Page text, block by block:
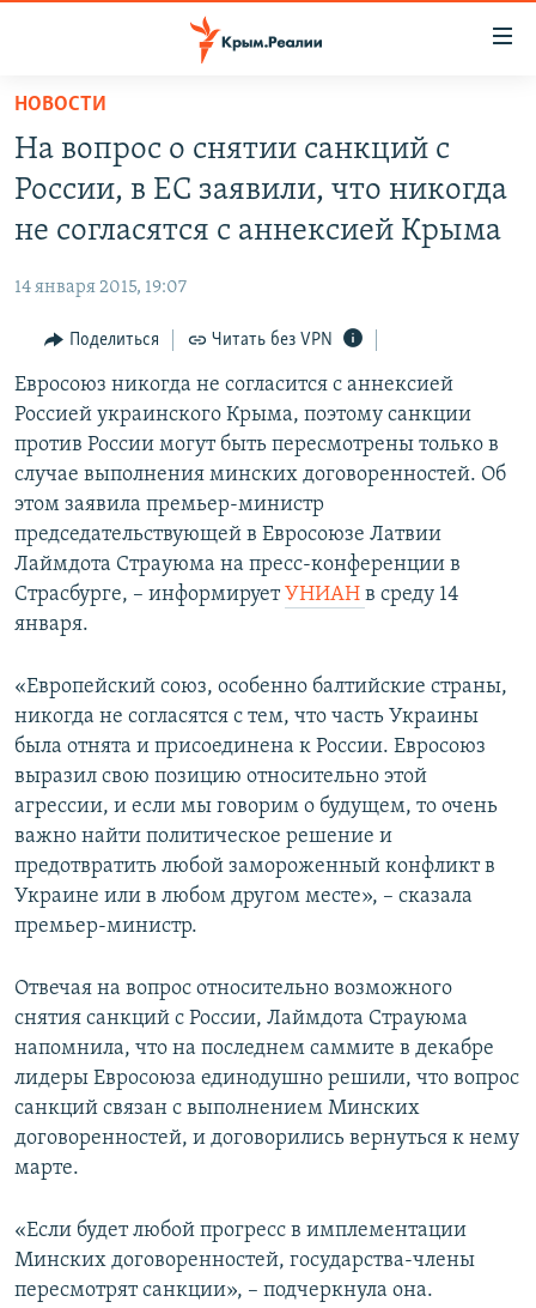
Вернуться
основному
содержанию
главной
навигации
Вернутся
поиску
СПЕЦПРОЕКТЫ
11 ЛЕТ ОККУПАЦИИ КРЫМА. 11 ИСТОРИЙ СОПРОТИВЛЕНИЯ
ЕЩЕ
ИНТЕРАКТИВ
ИНФОГРАФИКА
ТЕЛЕПРОЕКТ КРЫМ.РЕАЛИИ
СОВЕТЫ ПРАВОЗАЩИТНИКОВ
ПРОПАВШИЕ БЕЗ ВЕСТИ
ПОБЕДИТЕЛЕЙ НЕ СУДЯТ?
КРЫМ.НЕПОКОРЕННЫЙ
УКРАИНСКАЯ ПРОБЛЕМА КРЫМА
РАДІО СВОБОДА
КАК ОБОЙТИ БЛОКИРОВКУ
Українською
Qırımtatar
ПРИСОЕДИНЯЙТЕСЬ!
Все сайты RFE/RL
НОВОСТИ
На вопрос о снятии санкций с
России, в ЕС заявили, что никогда
не согласятся с аннексией Крыма
14 января 2015, 19:07
Поделиться Читать без VPN
Евросоюз никогда не согласится с аннексией
Россией украинского Крыма, поэтому санкции
против России могут быть пересмотрены только в
случае выполнения минских договоренностей. Об
этом заявила премьер-министр
председательствующей в Евросоюзе Латвии
Лаймдота Страуюма на пресс-конференции в
Страсбурге, – информируетУНИАН в среду 14
января.
«Европейский союз, особенно балтийские страны,
никогда не согласятся с тем, что часть Украины
была отнята и присоединена к России. Евросоюз
выразил свою позицию относительно этой
агрессии, и если мы говорим о будущем, то очень
важно найти политическое решение и
предотвратить любой замороженный конфликт в
Украине или в любом другом месте», – сказала
премьер-министр.
Отвечая на вопрос относительно возможного
снятия санкций с России, Лаймдота Страуюма
напомнила, что на последнем саммите в декабре
лидеры Евросоюза единодушно решили, что вопрос
санкций связан с выполнением Минских
договоренностей, и договорились вернуться к нему
марте.
«Если будет любой прогресс в имплементации
Минских договоренностей, государства-члены
пересмотрят санкции», – подчеркнула она.